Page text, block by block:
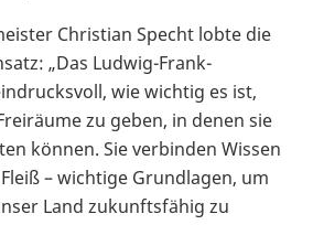
Christian Specht lobte die
„Das Ludwig-Frank-
wie wichtig es ist,
zu geben, in denen sie
können. Sie verbinden Wissen
– wichtige Grundlagen, um
Land zukunftsfähig zu